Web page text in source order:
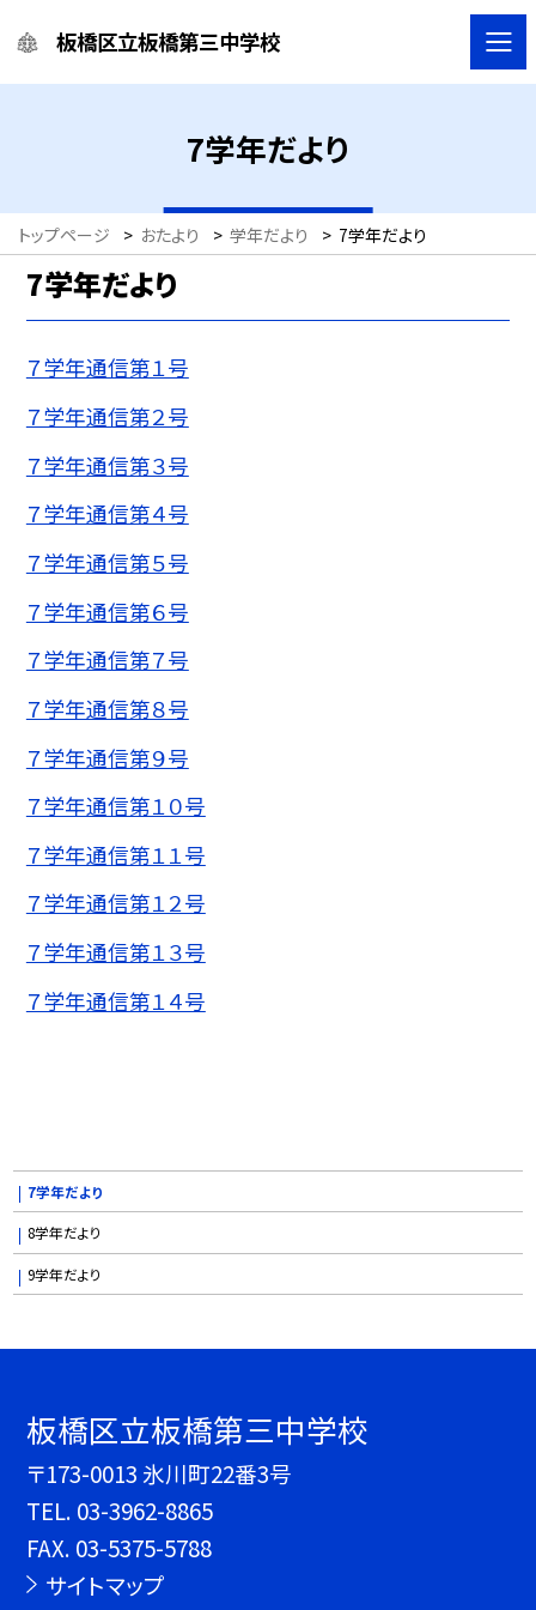
板橋区立板橋第三中学校
7学年だより
トップページ > おたより > 学年だより > 7学年だより
7学年だより
７学年通信第１号
７学年通信第２号
７学年通信第３号
７学年通信第４号
７学年通信第５号
７学年通信第６号
７学年通信第７号
７学年通信第８号
７学年通信第９号
７学年通信第１０号
７学年通信第１１号
７学年通信第１２号
７学年通信第１３号
７学年通信第１４号
7学年だより
8学年だより
9学年だより
板橋区立板橋第三中学校
〒173-0013 氷川町22番3号
TEL. 03-3962-8865
FAX. 03-5375-5788
サイトマップ